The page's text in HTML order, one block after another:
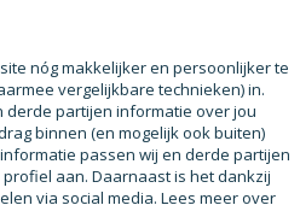
nóg makkelijker en persoonlijker te
vergelijkbare technieken) in.
derde partijen informatie over jou
binnen (en mogelijk ook buiten)
passen wij en derde partijen
aan. Daarnaast is het dankzij
via social media. Lees meer over